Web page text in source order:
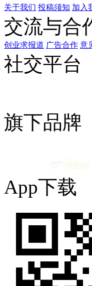
谢谢钉钉，听我说
2026-06-11 09:49
关于我们 投稿须知 加入
交流与合
创业求报道 广告合作 意
社交平台
旗下品牌
App下载